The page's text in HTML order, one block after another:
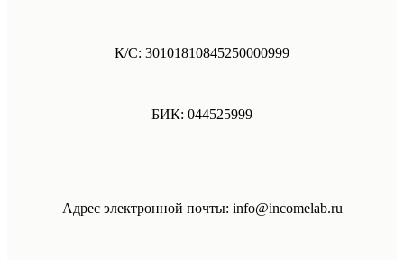
К/С: 30101810845250000999
БИК: 044525999
Адрес электронной почты: info@incomelab.ru